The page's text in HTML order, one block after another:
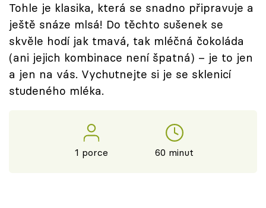
Sledujte prima+
Přihlášení
Sledujte nás
Tohle je klasika, která se snadno připravuje a
ještě snáze mlsá! Do těchto sušenek se
skvěle hodí jak tmavá, tak mléčná čokoláda
(ani jejich kombinace není špatná) – je to jen
a jen na vás. Vychutnejte si je se sklenicí
studeného mléka.
1 porce 60 minut